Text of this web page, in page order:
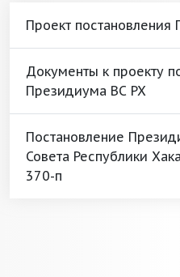
Проект
Документы к проекту
Президиума ВС РХ
Постановление
Совета Республики
370-п